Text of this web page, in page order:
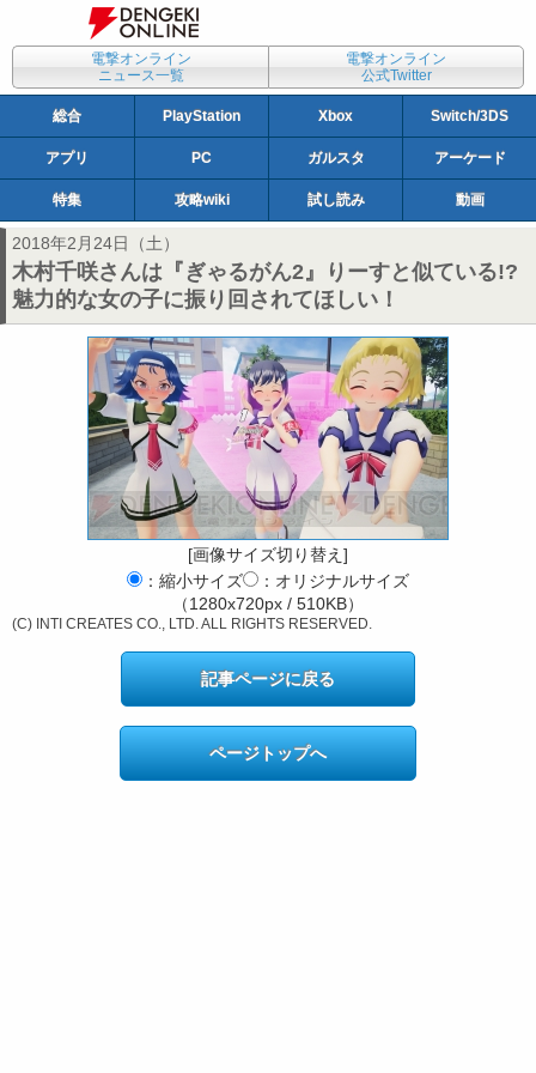
電撃オンライン
ニュース一覧
電撃オンライン
公式Twitter
総合 PlayStation Xbox Switch/3DS
アプリ PC ガルスタ アーケード
特集 攻略wiki 試し読み 動画
2018年2月24日（土）
木村千咲さんは『ぎゃるがん2』りーすと似ている!?
魅力的な女の子に振り回されてほしい！
[画像サイズ切り替え]
：縮小サイズ
：オリジナルサイズ
（1280x720px / 510KB）
(C) INTI CREATES CO., LTD. ALL RIGHTS RESERVED.
記事ページに戻る
ページトップへ